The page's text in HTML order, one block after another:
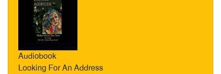
Audiobook
Looking For An Address